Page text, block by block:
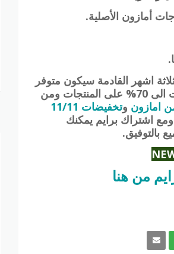
أمازون الأصلية.
اشهر القادمة سيكون متوفر
موسم التخفضيات السنوي والتي تصل التخفيضات الى 70% على المنتجات ومن
امازون وتخفيضات 11/11
ومع اشتراك برايم يمكنك
بالتوفيق.
من هنا